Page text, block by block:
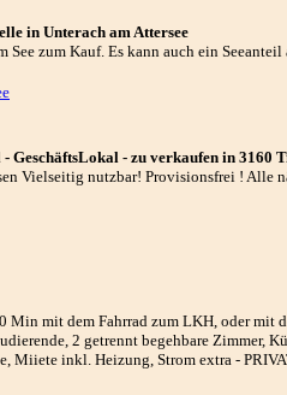
in Unterach am Attersee
zum Kauf. Es kann auch ein
- zu verkaufen in 3160
Vielseitig nutzbar! Provisionsfrei ! Alle
mit dem Fahrrad zum LKH, oder mit
2 getrennt begehbare Zimmer,
Miiete inkl. Heizung, Strom extra -